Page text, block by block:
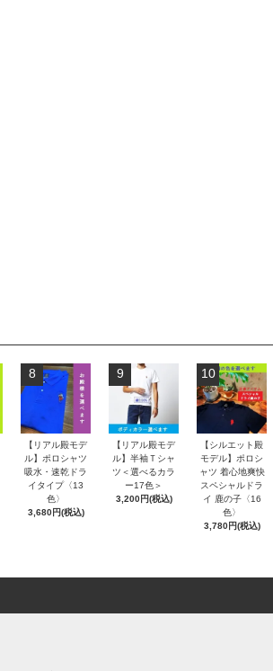
8
【リアル殿モデ
ル】ポロシャツ
吸水・速乾ドラ
イタイプ〈13
色〉
3,680円(税込)
9
【リアル殿モデ
ル】半袖Ｔシャ
ツ＜選べるカラ
ー17色＞
3,200円(税込)
10
【シルエット殿
モデル】ポロシ
ャツ 着心地爽快
スペシャルドラ
イ 鹿の子〈16
色〉
3,780円(税込)